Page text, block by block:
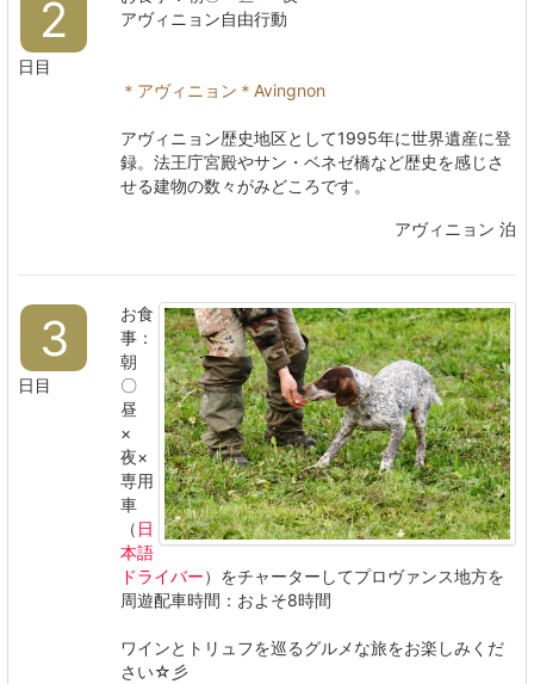
2
日目
アヴィニョン自由行動
＊アヴィニョン＊Avingnon
アヴィニョン歴史地区として1995年に世界遺産に登
録。法王庁宮殿やサン・ベネゼ橋など歴史を感じさ
せる建物の数々がみどころです。
アヴィニョン 泊
3
日目
お食
事：
朝
〇
昼
×
夜×
専用
車
（ 日
本語
ドライバー）をチャーターしてプロヴァンス地方を
周遊配車時間：およそ8時間
ワインとトリュフを巡るグルメな旅をお楽しみくだ
さい☆彡